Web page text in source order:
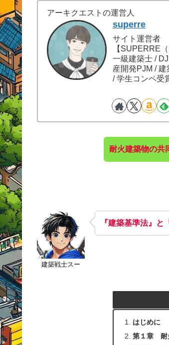
アーキクエストの運営人
superre
サイト運営者
【SUPERRE
一級建築士 /
産開発PJM /
/ 学生コンペ受
耐火建築物の共
建築戦士スー
『建築基準法』
はじめに
第１章 耐